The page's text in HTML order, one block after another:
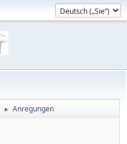
► Anregungen